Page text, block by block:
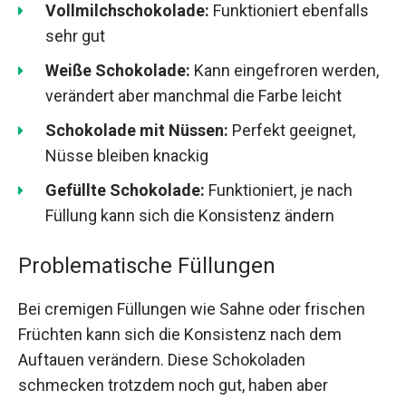
Vollmilchschokolade: Funktioniert ebenfalls
sehr gut
Weiße Schokolade: Kann eingefroren werden,
verändert aber manchmal die Farbe leicht
Schokolade mit Nüssen: Perfekt geeignet,
Nüsse bleiben knackig
Gefüllte Schokolade: Funktioniert, je nach
Füllung kann sich die Konsistenz ändern
Problematische Füllungen
Bei cremigen Füllungen wie Sahne oder frischen
Früchten kann sich die Konsistenz nach dem
Auftauen verändern. Diese Schokoladen
schmecken trotzdem noch gut, haben aber